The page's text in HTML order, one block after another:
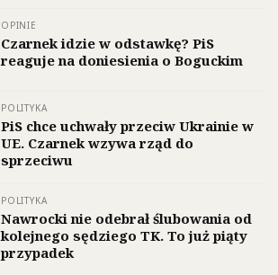
OPINIE
Czarnek idzie w odstawkę? PiS
reaguje na doniesienia o Boguckim
POLITYKA
PiS chce uchwały przeciw Ukrainie w
UE. Czarnek wzywa rząd do
sprzeciwu
POLITYKA
Nawrocki nie odebrał ślubowania od
kolejnego sędziego TK. To już piąty
przypadek